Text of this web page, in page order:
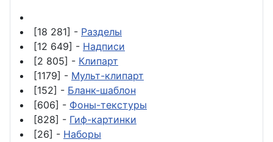
[18 281] - Разделы
[12 649] - Надписи
[2 805] - Клипарт
[1179] - Мульт-клипарт
[152] - Бланк-шаблон
[606] - Фоны-текстуры
[828] - Гиф-картинки
[26] - Наборы